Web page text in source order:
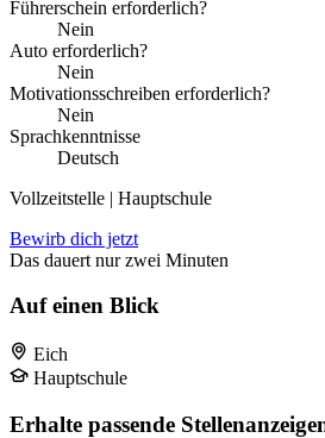
Führerschein erforderlich?
Nein
Auto erforderlich?
Nein
Motivationsschreiben erforderlich?
Nein
Sprachkenntnisse
Deutsch
Vollzeitstelle | Hauptschule
Bewirb dich jetzt
Das dauert nur zwei Minuten
Auf einen Blick
Eich
Hauptschule
Erhalte passende